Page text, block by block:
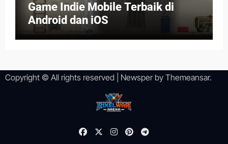
Game Indie Mobile Terbaik di
Android dan iOS
Copyright © All rights reserved Newsperby Themeansar.